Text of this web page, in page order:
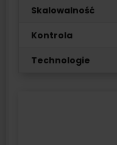
Skalowalność
Kontrola
Technologie